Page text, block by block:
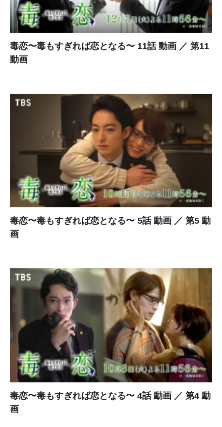
毒恋〜毒もすぎれば恋となる〜 11話 動画 ／ 第11
動画
毒恋〜毒もすぎれば恋となる〜 5話 動画 ／ 第5 動
画
毒恋〜毒もすぎれば恋となる〜 4話 動画 ／ 第4 動
画